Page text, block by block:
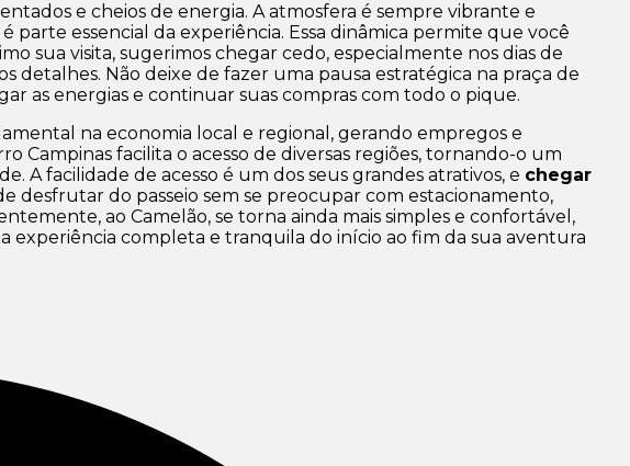
e cheios de energia. A atmosfera é sempre vibrante e
parte essencial da experiência. Essa dinâmica permite que você
sua visita, sugerimos chegar cedo, especialmente nos dias de
detalhes. Não deixe de fazer uma pausa estratégica na praça de
as energias e continuar suas compras com todo o pique.
na economia local e regional, gerando empregos e
Campinas facilita o acesso de diversas regiões, tornando-o um
facilidade de acesso é um dos seus grandes atrativos, e chegar
desfrutar do passeio sem se preocupar com estacionamento,
ao Camelão, se torna ainda mais simples e confortável,
experiência completa e tranquila do início ao fim da sua aventura